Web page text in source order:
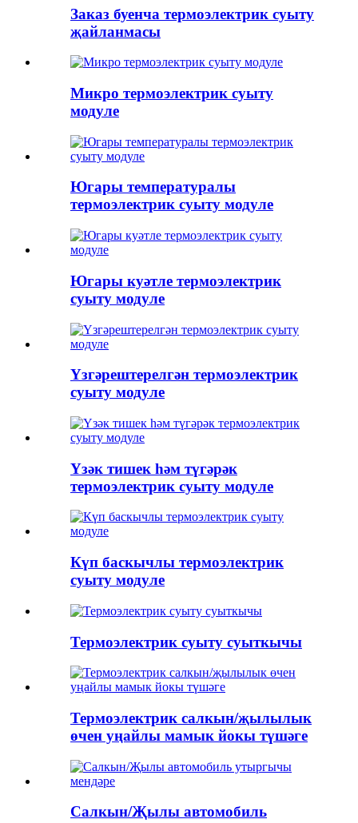
Заказ буенча термоэлектрик суыту
җайланмасы
Микро термоэлектрик суыту
модуле
Югары температуралы
термоэлектрик суыту модуле
Югары куәтле термоэлектрик
суыту модуле
Үзгәрештерелгән термоэлектрик
суыту модуле
Үзәк тишек һәм түгәрәк
термоэлектрик суыту модуле
Күп баскычлы термоэлектрик
суыту модуле
Термоэлектрик суыту суыткычы
Термоэлектрик салкын/җылылык
өчен уңайлы мамык йокы түшәге
Салкын/Җылы автомобиль